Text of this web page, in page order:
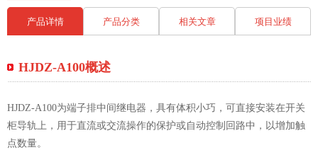
产品详情 产品分类 相关文章 项目业绩
HJDZ-A100概述
HJDZ-A100为端子排中间继电器，具有体积小巧，可直接安装在开关
柜导轨上，用于直流或交流操作的保护或自动控制回路中，以增加触
点数量。